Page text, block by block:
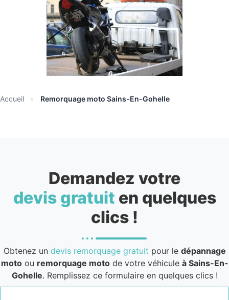
Accueil » Remorquage moto Sains-En-Gohelle
Demandez votre
devis gratuit en quelques
clics !
Obtenez un devis remorquage gratuit pour le dépannage
motoou remorquage motode votre véhicule à Sains-En-
Gohelle. Remplissez ce formulaire en quelques clics !